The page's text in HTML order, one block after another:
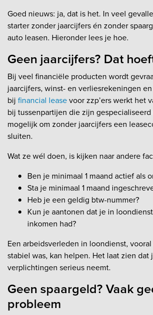
Goed nieuws: ja, dat is het. In veel
starter zonder jaarcijfers én zonder
auto leasen. Hieronder lees je hoe.
Geen jaarcijfers? Dat
Bij veel financiële producten wordt
jaarcijfers, winst- en verliesrekeningen
bij financial leasevoor zzp’ers werkt het
bij tussenpartijen die zijn
mogelijk om zonder jaarcijfers een
sluiten.
Wat ze wél doen, is kijken naar andere
Ben je minimaal 1 maand actief als
Sta je minimaal 1 maand
Heb je een geldig btw-nummer?
Kun je aantonen dat je in
inkomen had?
Een arbeidsverleden in loondienst,
stabiel was, kan helpen. Het laat zien dat
verplichtingen serieus neemt.
Geen spaargeld? Vaak
probleem